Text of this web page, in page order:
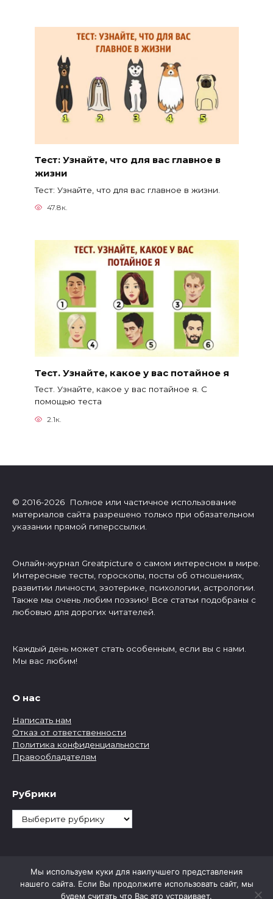
Тест: Узнайте, что для вас главное в
жизни
Тест: Узнайте, что для вас главное в жизни.
47.8к.
Тест. Узнайте, какое у вас потайное я
Тест. Узнайте, какое у вас потайное я. С
помощью теста
2.1к.
© 2016-2026 Полное или частичное использование
материалов сайта разрешено только при обязательном
указании прямой гиперссылки.
Онлайн-журнал Greatpicture о самом интересном в мире.
Интересные тесты, гороскопы, посты об отношениях,
развитии личности, эзотерике, психологии, астрологии.
Также мы очень любим поэзию! Все статьи подобраны с
любовью для дорогих читателей.
Каждый день может стать особенным, если вы с нами.
Мы вас любим!
О нас
Написать нам
Отказ от ответственности
Политика конфиденциальности
Правообладателям
Рубрики
Рубрики
Мы используем куки для наилучшего представления
нашего сайта. Если Вы продолжите использовать сайт, мы
будем считать что Вас это устраивает.